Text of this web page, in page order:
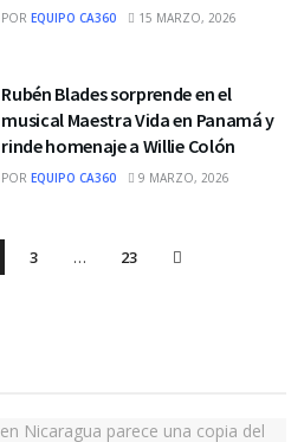
POR EQUIPO CA360 15 MARZO, 2026
Rubén Blades sorprende en el
musical Maestra Vida en Panamá y
rinde homenaje a Willie Colón
POR EQUIPO CA360 9 MARZO, 2026
3 … 23